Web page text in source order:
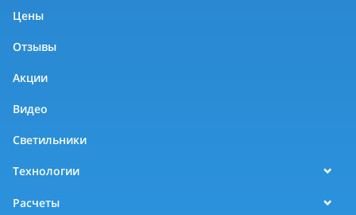
Цены
Отзывы
Акции
Видео
Светильники
Технологии
Расчеты